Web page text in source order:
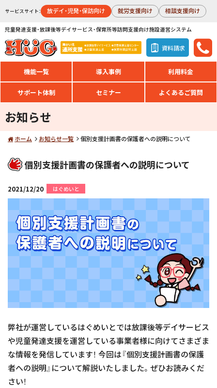
サービスサイト： 放デイ・児発・保訪向け 就労支援向け 相談支援向け
児童発達支援・放課後等デイサービス・保育所等訪問支援向け施設運営システム
資料請求
機能一覧 導入事例 利用料金
サポート体制 セミナー よくあるご質問
お知らせ
ホーム お知らせ一覧 個別支援計画書の保護者への説明について
個別支援計画書の保護者への説明について
2021/12/20 はぐめいと
弊社が運営しているはぐめいとでは放課後等デイサービス
や児童発達支援を運営している事業者様に向けてさまざま
な情報を発信しています！ 今回は『個別支援計画書の保護
者への説明』について解説いたしました。ぜひお読みくだ
さい！